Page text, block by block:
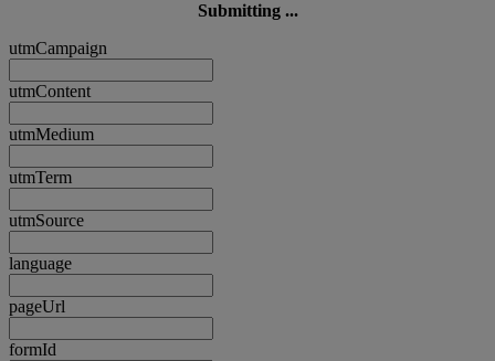
Submitting ...
utmCampaign
utmContent
utmMedium
utmTerm
utmSource
language
pageUrl
formId